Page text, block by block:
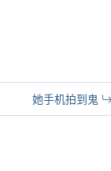
她手机拍到鬼